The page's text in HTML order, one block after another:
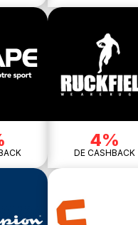
4%
DE CASHBACK